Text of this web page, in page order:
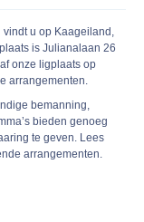
vindt u op Kaageiland,
is Julianalaan 26
onze ligplaats op
arrangementen.
bemanning,
bieden genoeg
te geven. Lees
arrangementen.